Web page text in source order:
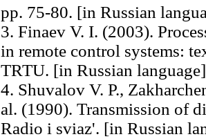
pp. 75-80. [in Russian
3. Finaev V. I. (2003).
in remote control systems:
TRTU. [in Russian language]
4. Shuvalov V. P.,
al. (1990). Transmission of
Radio i sviaz'. [in Russian